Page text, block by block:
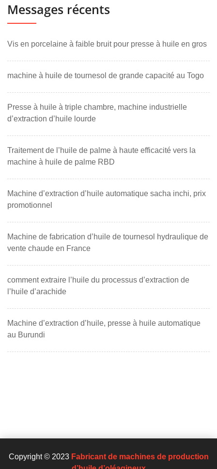
Messages récents
Vis en porcelaine à faible bruit pour presse à huile en gros
machine à huile de tournesol de grande capacité au Togo
Presse à huile à triple chambre, machine industrielle
d’extraction d’huile lourde
Traitement de l’huile de palme à haute efficacité vers la
machine à huile de palme RBD
Machine d’extraction d’huile automatique sacha inchi, prix
promotionnel
Machine de fabrication d’huile de tournesol hydraulique de
vente chaude en France
comment extraire l’huile du processus d’extraction de
l’huile d’arachide
Machine d’extraction d’huile, presse à huile automatique
au Burundi
Copyright © 2023 Fabricant de machines de production